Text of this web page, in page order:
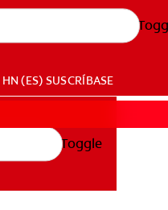
HN (ES) SUSCRÍBASE
Toggle